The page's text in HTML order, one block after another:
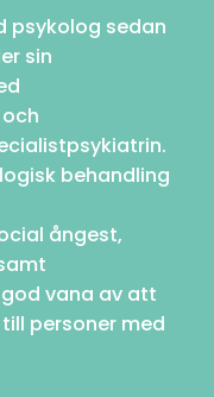
psykolog sedan
sin
behandling
ångest,
vana av att
personer med